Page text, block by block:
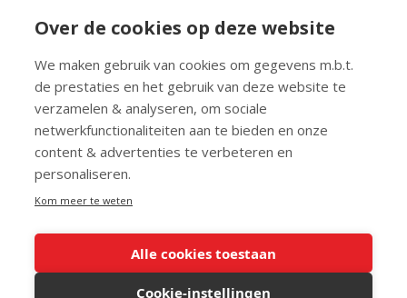
Over de cookies op deze website
We maken gebruik van cookies om gegevens m.b.t.
de prestaties en het gebruik van deze website te
verzamelen & analyseren, om sociale
netwerkfunctionaliteiten aan te bieden en onze
content & advertenties te verbeteren en
personaliseren.
Kom meer te weten
Alle cookies toestaan
Cookie-instellingen
Bibliotheek
Info en service
FAQ
Doneren
Privacy
Voorwaarden
Meedoen
© 2026 Maurice.nl - Alle rechten voorbehouden. Op alle artikelen rust
copyright. Voor meer info, mail naarcontact@maurice.nl.